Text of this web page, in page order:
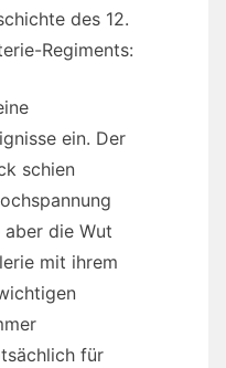
des 12.
Regiments:
ein. Der
schien
die Wut
mit ihrem
für